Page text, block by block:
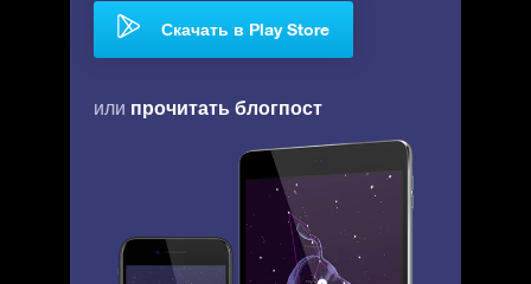
Скачать в Play Store
или прочитать блогпост